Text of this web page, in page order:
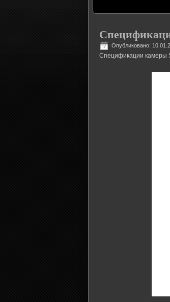
Опубликовано:
Спецификации камеры